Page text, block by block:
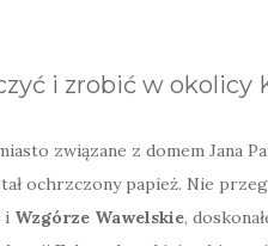
i zrobić w okolicy
związane z domem Jana
ochrzczony papież. Nie
i Wzgórze Wawelskie,